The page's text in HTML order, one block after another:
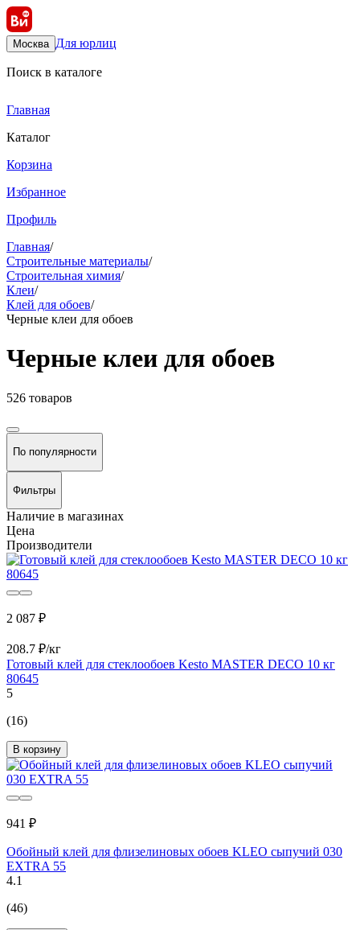
Москва Для юрлиц
Поиск в каталоге
Главная
Каталог
Корзина
Избранное
Профиль
Главная/
Строительные материалы/
Строительная химия/
Клеи/
Клей для обоев/
Чeрные клеи для обоев
Чeрные клеи для обоев
526 товаров
По популярности
Фильтры
Наличие в магазинах
Цена
Производители
2 087 ₽
208.7 ₽/кг
Готовый клей для стеклообоев Kesto MASTER DECO 10 кг
80645
5
(16)
В корзину
941 ₽
Обойный клей для флизелиновых обоев KLEO сыпучий 030
EXTRA 55
4.1
(46)